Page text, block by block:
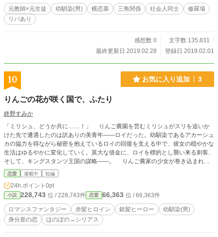
元教師×元生徒 幼馴染(男) 横恋慕 三角関係 社会人同士
修羅場
リバあり
感想数 0
文字数 135,831
最終更新日 2019.02.28
登録日 2019.02.01
10 お気に入り追加 3
りんごの花が咲く国で、ふたり
終野すみか
「ミリシュ、どうか共に……！」 りんご農園を営むミリシュがスリを追いか
けた先で遭遇したのは訳ありの美青年――ロイだった。幼馴染であるアカーシュ
カの協力を得ながら秘密を抱えているロイの回復を支える中で、彼女の穏やかな
生活はゆるやかに変化していく。莫大な借金に、ロイを標的とし襲い来る刺客、
そして、キングスタンツ王国の謀略――。 りんご農家の少女が巻き込まれる
にはあまりにも大きな渦の中で、彼女はどこに根を、そしてどこに花を咲かせる
のか決断を迫られる。 ※アルファポリスさんでの投稿は『火曜日』『木曜日』
に、『土曜日（願望込）』を予定しています。 個人サイトで先行公開&サイド
ストーリーの公開もしています。よろしくお願いします！✨
恋愛 連載中 短編
24h.ポイント 0pt
小説 228,743 位 / 228,743件 恋愛 66,363 位 / 66,363件
ロマンスファンタジー 赤髪ヒロイン 銀髪ヒーロー
幼馴染(男)
身分差の恋
ほのぼの→シリアス